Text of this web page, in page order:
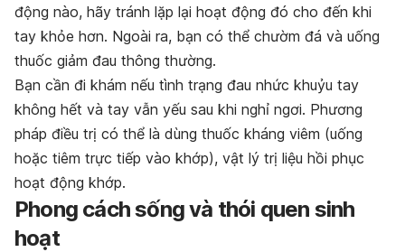
động nào, hãy tránh lặp lại hoạt động đó cho đến khi
tay khỏe hơn. Ngoài ra, bạn có thể chườm đá và uống
thuốc giảm đau thông thường.
Bạn cần đi khám nếu tình trạng đau nhức khuỷu tay
không hết và tay vẫn yếu sau khi nghỉ ngơi. Phương
pháp điều trị có thể là dùng thuốc kháng viêm (uống
hoặc tiêm trực tiếp vào khớp), vật lý trị liệu hồi phục
hoạt động khớp.
Phong cách sống và thói quen sinh
hoạt